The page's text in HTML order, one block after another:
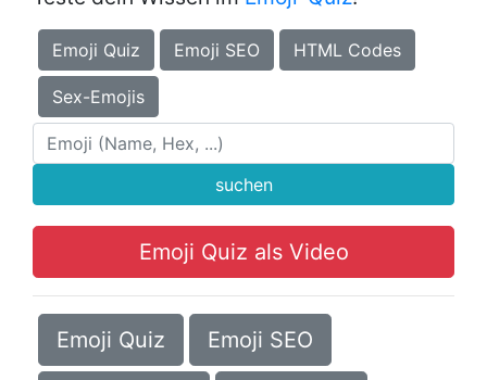
Emoji Quiz Emoji SEO HTML Codes
Sex-Emojis
suchen
Emoji Quiz als Video
Emoji Quiz Emoji SEO